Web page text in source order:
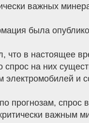
важных
была
что в настоящее
спрос на них
электромобилей и
прогнозам,
важным